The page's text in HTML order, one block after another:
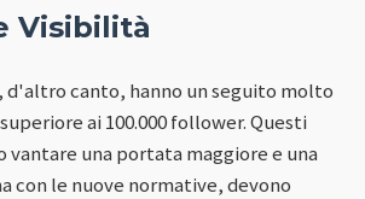
Visibilità
d'altro canto, hanno un seguito molto
ai 100.000 follower. Questi
vantare una portata maggiore e una
con le nuove normative, devono